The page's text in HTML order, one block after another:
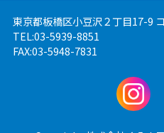
東京都板橋区小豆沢２丁目17-9
TEL:03-5939-8851
FAX:03-5948-7831